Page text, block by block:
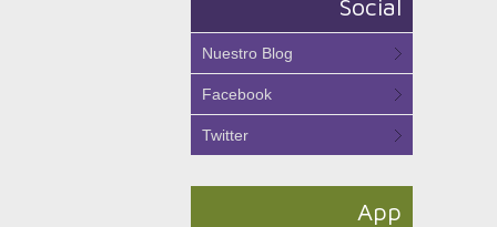
Social
Nuestro Blog
Facebook
Twitter
App